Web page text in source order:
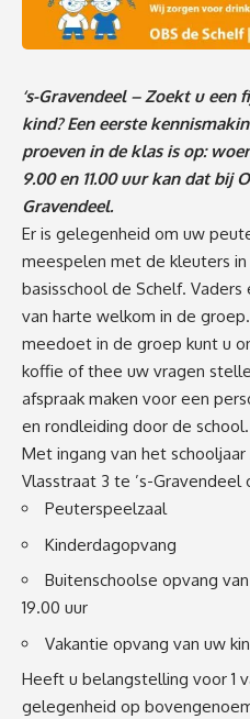
‘s-Gravendeel – Zoekt u
kind? Een eerste
proeven in de klas is op:
9.00 en 11.00 uur kan dat bij
Gravendeel.
Er is gelegenheid om uw
meespelen met de kleuters in
basisschool de Schelf.
van harte welkom in de
meedoet in de groep kunt u
koffie of thee uw vragen
afspraak maken voor een
en rondleiding door de school.
Met ingang van het schooljaar
Vlasstraat 3 te ’s-
Peuterspeelzaal
Kinderdagopvang
Buitenschoolse opvang
19.00 uur
Vakantie opvang van uw
Heeft u belangstelling voor 1
gelegenheid op